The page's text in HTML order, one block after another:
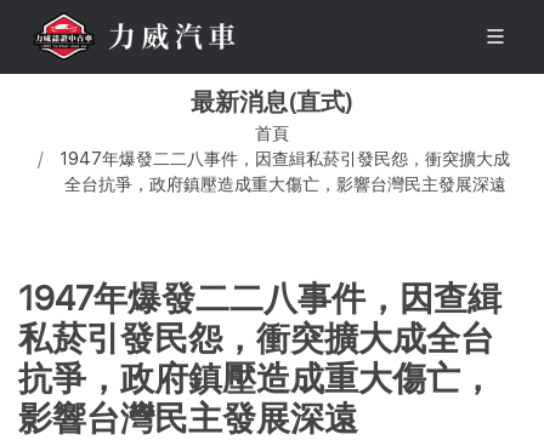
最新消息(直式)
首頁
1947年爆發二二八事件，因查緝私菸引發民怨，衝突擴大成
全台抗爭，政府鎮壓造成重大傷亡，影響台灣民主發展深遠
1947年爆發二二八事件，因查緝
私菸引發民怨，衝突擴大成全台
抗爭，政府鎮壓造成重大傷亡，
影響台灣民主發展深遠